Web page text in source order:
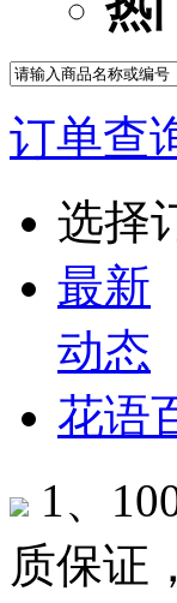
订单查
选择
最新
动态
花语
1、
质保证